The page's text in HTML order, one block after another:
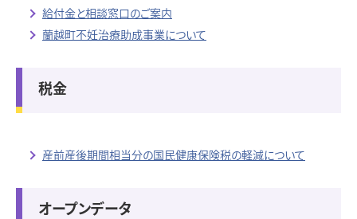
給付金と相談窓口のご案内
蘭越町不妊治療助成事業について
税金
産前産後期間相当分の国民健康保険税の軽減について
オープンデータ